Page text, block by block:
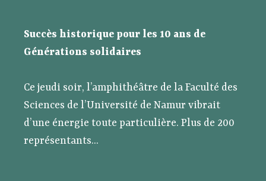
Succès historique pour les 10 ans de
Générations solidaires
Ce jeudi soir, l’amphithéâtre de la Faculté des
Sciences de l’Université de Namur vibrait
d’une énergie toute particulière. Plus de 200
représentants...